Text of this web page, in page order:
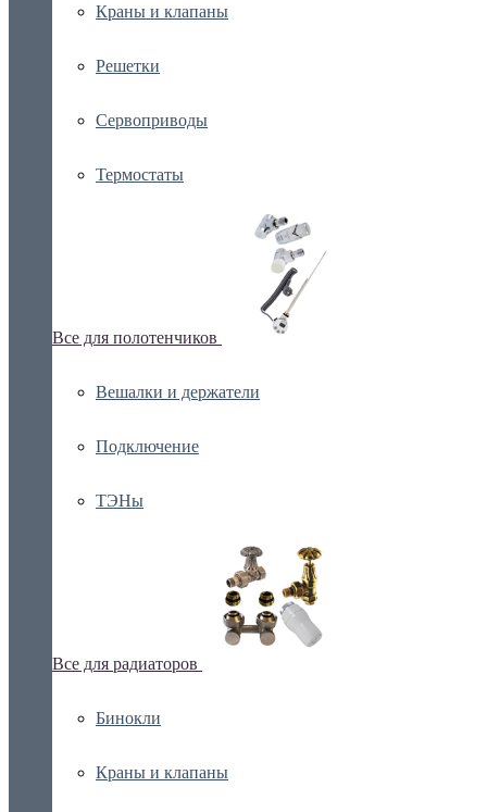
Краны и клапаны
Решетки
Сервоприводы
Термостаты
Все для полотенчиков
Вешалки и держатели
Подключение
ТЭНы
Все для радиаторов
Бинокли
Краны и клапаны